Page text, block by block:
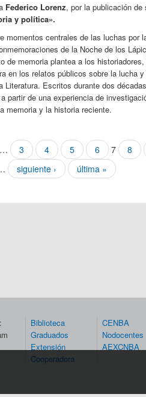
Federico Lorenz, por la publicación de
y política».
momentos centrales de las luchas por
de la Noche de los
de memoria plantea a los
en los relatos públicos sobre la lucha
Escritos durante dos
partir de una experiencia de
memoria y la historia reciente.
… 3 4 5 6 7 8
siguiente › última »
Biblioteca
Graduados
Extensión
Cooperadora
CENBA
Nodocentes
AEXCNBA